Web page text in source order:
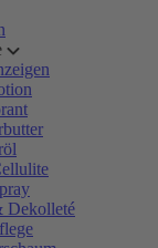
Dekolleté